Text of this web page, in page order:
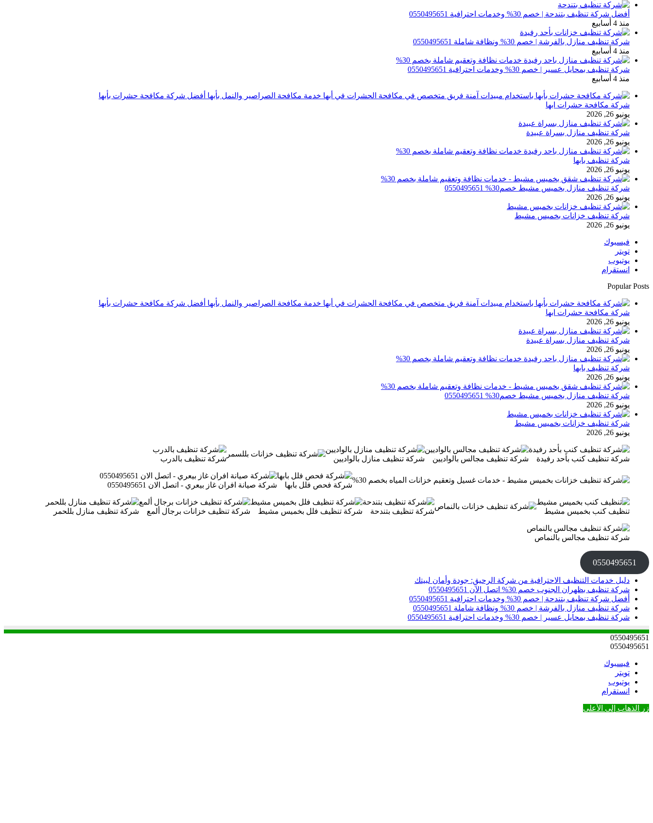
أفضل شركة تنظيف بتندحة | خصم 30% وخدمات احترافية 0550495651
منذ 4 أسابيع
شركة تنظيف منازل بالفرشة | خصم 30% ونظافة شاملة 0550495651
منذ 4 أسابيع
شركة تنظيف بمحايل عسير | خصم 30% وخدمات احترافية 0550495651
منذ 4 أسابيع
شركة مكافحة حشرات ابها
يونيو 26, 2026
شركة تنظيف منازل بسراة عبيدة
يونيو 26, 2026
شركة تنظيف بابها
يونيو 26, 2026
شركة تنظيف منازل بخميس مشيط خصم30% 0550495651
يونيو 26, 2026
شركة تنظيف خزانات بخميس مشيط
يونيو 26, 2026
فيسبوك
تويتر
يوتيوب
انستقرام
Popular Posts
شركة مكافحة حشرات ابها
يونيو 26, 2026
شركة تنظيف منازل بسراة عبيدة
يونيو 26, 2026
شركة تنظيف بابها
يونيو 26, 2026
شركة تنظيف منازل بخميس مشيط خصم30% 0550495651
يونيو 26, 2026
شركة تنظيف خزانات بخميس مشيط
يونيو 26, 2026
شركة تنظيف كنب بأحد رفيدة شركة تنظيف مجالس بالواديين شركة تنظيف منازل بالواديين شركة تنظيف بالدرب
شركة فحص فلل بابها شركة صيانة افران غاز بيعري - اتصل الان 0550495651
تنظيف كنب بخميس مشيط شركة تنظيف بتندحة شركة تنظيف فلل بخميس مشيط شركة تنظيف خزانات برجال ألمع شركة تنظيف منازل بللحمر
شركة تنظيف مجالس بالنماص
0550495651
دليل خدمات التنظيف الاحترافية من شركة الرحيق: جودة وأمان لبيتك
شركة تنظيف بظهران الجنوب خصم 30% اتصل الآن 0550495651
أفضل شركة تنظيف بتندحة | خصم 30% وخدمات احترافية 0550495651
شركة تنظيف منازل بالفرشة | خصم 30% ونظافة شاملة 0550495651
شركة تنظيف بمحايل عسير | خصم 30% وخدمات احترافية 0550495651
0550495651
0550495651
فيسبوك
تويتر
يوتيوب
انستقرام
زر الذهاب إلى الأعلى